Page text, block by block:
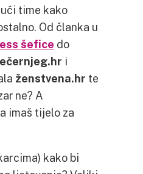
time kako
Od članka u
šefice do
i
ženstvena.hr te
ne? A
imaš tijelo za
kako bi